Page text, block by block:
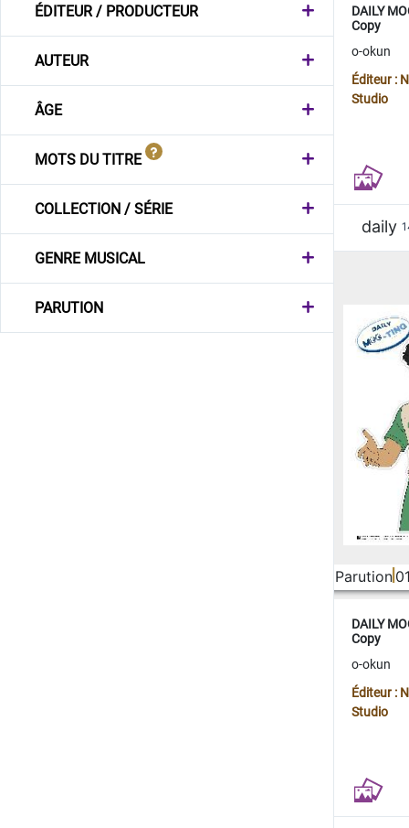
ÉDITEUR / PRODUCTEUR
AUTEUR
ÂGE
MOTS DU TITRE
COLLECTION / SÉRIE
GENRE MUSICAL
PARUTION
DAILY
Copy
o-okun
Éditeur :
Studio
daily
Parution
DAILY
Copy
o-okun
Éditeur :
Studio